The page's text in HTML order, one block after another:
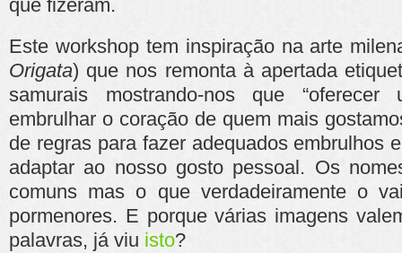
que fizeram.
Este workshop tem inspiração na arte
Origata) que nos remonta à apertada
samurais mostrando-nos que
embrulhar o coração de quem mais
de regras para fazer adequados embrulhos
adaptar ao nosso gosto pessoal. Os
comuns mas o que verdadeiramente o
pormenores. E porque várias imagens
palavras, já viu isto?